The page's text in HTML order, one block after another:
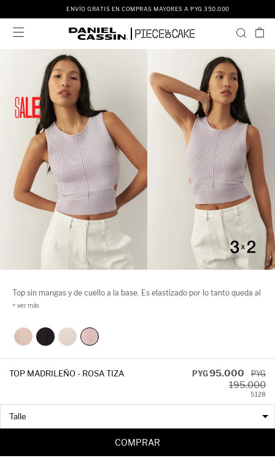
ENVÍO GRATIS EN COMPRAS MAYORES A PYG 350.000

Top sin mangas y de cuello a la base. Es elastizado por lo tanto queda al
cuerpo, tiene cut-outs en los laterales y fibras metálicas en su tela, lo
TOP MADRILEÑO - ROSA TIZA PYG95.000 PYG
195.000
5128
COMPRAR